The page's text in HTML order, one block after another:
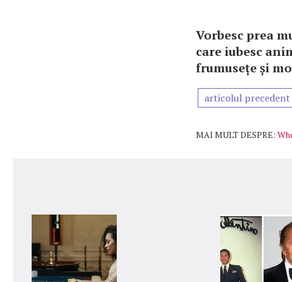
Vorbesc prea
care iubesc
frumusețe și
articolul precedent
MAI MULT DESPRE: